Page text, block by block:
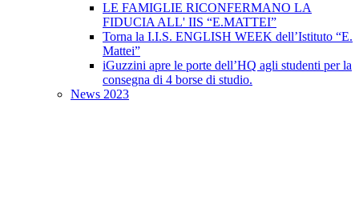
LE FAMIGLIE RICONFERMANO LA
FIDUCIA ALL' IIS “E.MATTEI”
Torna la I.I.S. ENGLISH WEEK dell’Istituto “E.
Mattei”
iGuzzini apre le porte dell’HQ agli studenti per la
consegna di 4 borse di studio.
News 2023